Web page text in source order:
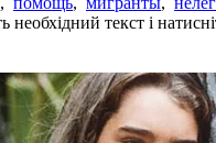
необхідний текст і